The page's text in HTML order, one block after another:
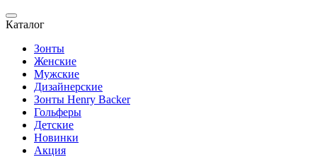
Каталог
Зонты
Женские
Мужские
Дизайнерские
Зонты Henry Backer
Гольферы
Детские
Новинки
Акция